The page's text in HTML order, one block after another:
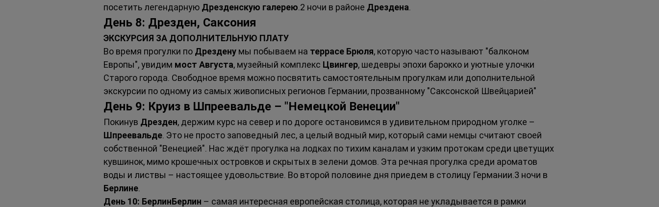
посетить легендарную Дрезденскую галерею.2 ночи в районе Дрездена.
День 8: Дрезден, Саксония
ЭКСКУРСИЯ ЗА ДОПОЛНИТЕЛЬНУЮ ПЛАТУ
Во время прогулки по Дрездену мы побываем на террасе Брюля, которую часто называют "балконом
Европы", увидим мост Августа, музейный комплекс Цвингер, шедевры эпохи барокко и уютные улочки
Старого города. Свободное время можно посвятить самостоятельным прогулкам или дополнительной
экскурсии по одному из самых живописных регионов Германии, прозванному "Саксонской Швейцарией"
День 9: Круиз в Шпреевальде – "Немецкой Венеции"
Покинув Дрезден, держим курс на север и по дороге остановимся в удивительном природном уголке –
Шпреевальде. Это не просто заповедный лес, а целый водный мир, который сами немцы считают своей
собственной "Венецией". Нас ждёт прогулка на лодках по тихим каналам и узким протокам среди цветущих
кувшинок, мимо крошечных островков и скрытых в зелени домов. Эта речная прогулка среди ароматов
воды и листвы – настоящее удовольствие. Во второй половине дня приедем в столицу Германии.3 ночи в
Берлине.
День 10: БерлинБерлин – самая интересная европейская столица, которая не укладывается в рамки